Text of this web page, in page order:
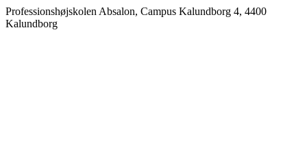
Professionshøjskolen Absalon, Campus Kalundborg 4, 4400
Kalundborg